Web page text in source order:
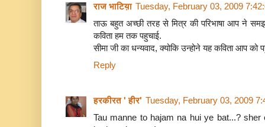
राज भाटिय़ा Tuesday, February 03, 2009
ताऊ बहुत अच्छी तरह से मित्र की परिभाषा आप ने
कविता हम तक पहुचाई.
सीमा जी का धन्यवाद, क्योकि उन्होने यह कविता आप को
Reply
हरकीरत ' हीर' Tuesday, February 03, 2009
Tau manne to hajam na hui ye bat...?